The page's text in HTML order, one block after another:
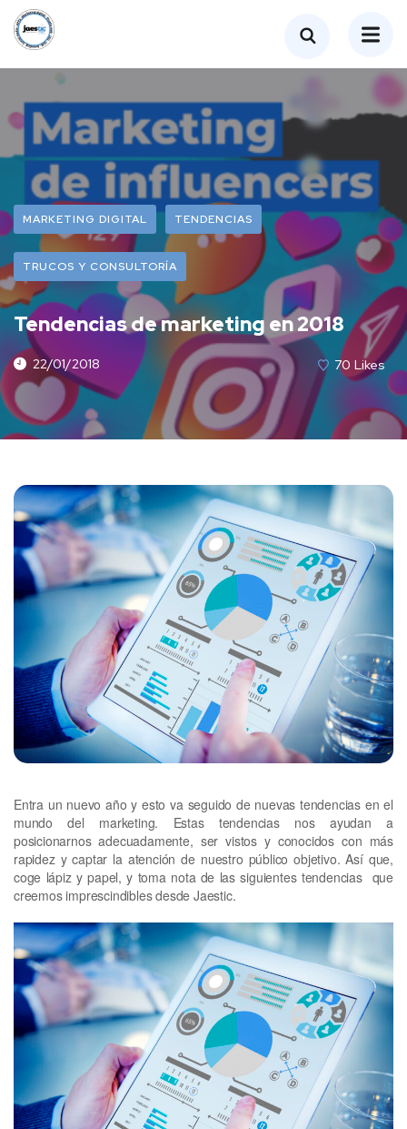
MARKETING DIGITAL TENDENCIAS
TRUCOS Y CONSULTORÍA
Tendencias de marketing en 2018
22/01/2018 70 Likes
Entra un nuevo año y esto va seguido de nuevas tendencias en el
mundo del marketing. Estas tendencias nos ayudan a
posicionarnos adecuadamente, ser vistos y conocidos con más
rapidez y captar la atención de nuestro público objetivo. Así que,
coge lápiz y papel, y toma nota de las siguientes tendencias que
creemos imprescindibles desde Jaestic.